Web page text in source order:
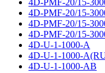
4D-PMF-20/15-
4D-PMF-20/15-
4D-PMF-20/15-
4D-PMF-20/15-
4D-U-1-1000-A
4D-U-1-1000-
4D-U-1-1000-AB